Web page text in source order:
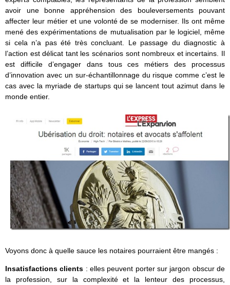
avoir une bonne appréhension des bouleversements pouvant
affecter leur métier et une volonté de se moderniser. Ils ont même
mené des expérimentations de mutualisation par le logiciel, même
si cela n’a pas été très concluant. Le passage du diagnostic à
l’action est délicat tant les scénarios sont nombreux et incertains. Il
est difficile d’engager dans tous ces métiers des processus
d’innovation avec un sur-échantillonnage du risque comme c’est le
cas avec la myriade de startups qui se lancent tout azimut dans le
monde entier.
Voyons donc à quelle sauce les notaires pourraient être mangés :
Insatisfactions clients : elles peuvent porter sur jargon obscur de
la profession, sur la complexité et la lenteur des processus,